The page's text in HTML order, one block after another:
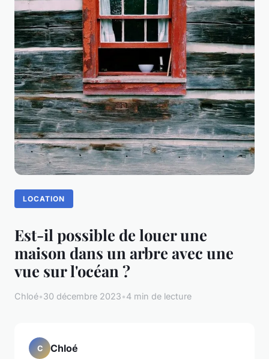
LOCATION
Est-il possible de louer une
maison dans un arbre avec une
vue sur l'océan ?
Chloé•30 décembre 2023•4 min de lecture
C Chloé